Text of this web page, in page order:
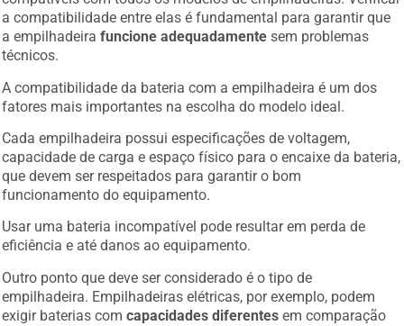
a compatibilidade entre elas é fundamental para garantir que
a empilhadeirafuncione adequadamente sem problemas
técnicos.
A compatibilidade da bateria com a empilhadeira é um dos
fatores mais importantes na escolha do modelo ideal.
Cada empilhadeira possui especificações de voltagem,
capacidade de carga e espaço físico para o encaixe da bateria,
que devem ser respeitados para garantir o bom
funcionamento do equipamento.
Usar uma bateria incompatível pode resultar em perda de
eficiência e até danos ao equipamento.
Outro ponto que deve ser considerado é o tipo de
empilhadeira. Empilhadeiras elétricas, por exemplo, podem
exigir baterias comcapacidades diferentes em comparação